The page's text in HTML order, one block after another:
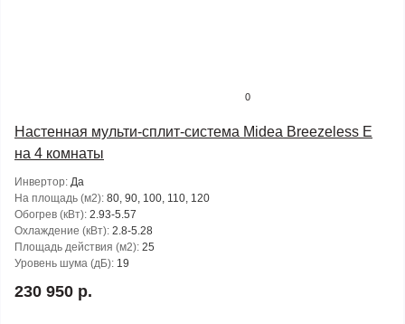
0
Настенная мульти-сплит-система Midea Breezeless E
на 4 комнаты
Инвертор: Да
На площадь (м2): 80, 90, 100, 110, 120
Обогрев (кВт): 2.93-5.57
Охлаждение (кВт): 2.8-5.28
Площадь действия (м2): 25
Уровень шума (дБ): 19
230 950 р.